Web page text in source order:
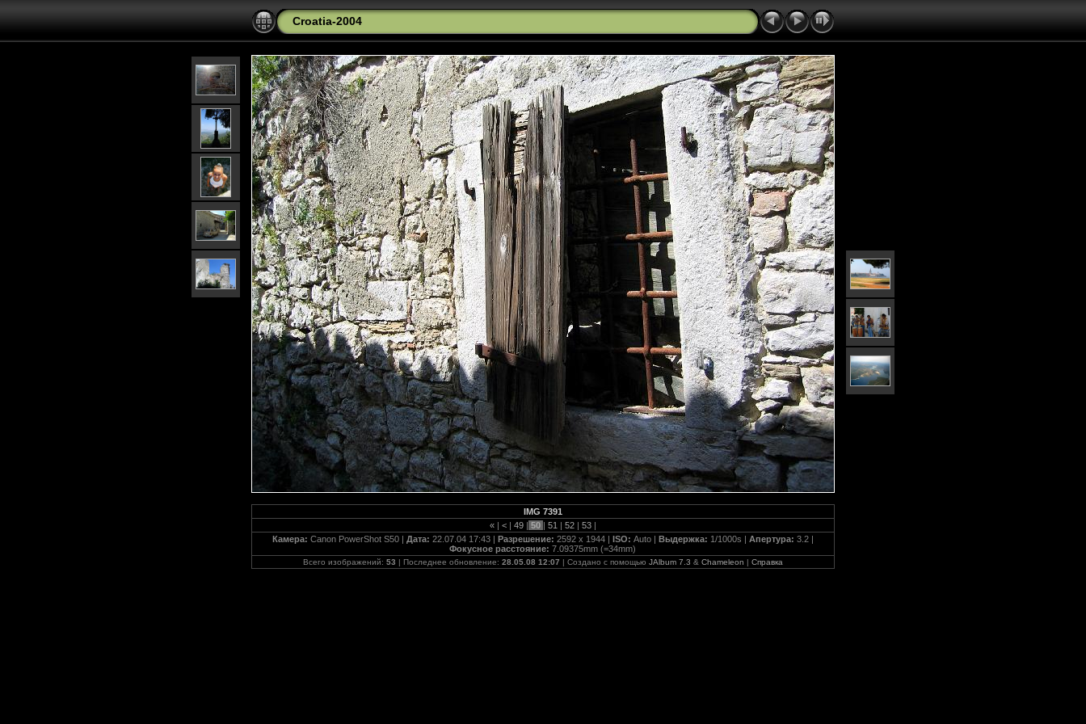
Croatia-2004
IMG 7391
« | < | 49 | 50 | 51 | 52 | 53 |
Камера: Canon PowerShot S50 | Дата: 22.07.04 17:43 | Разрешение: 2592 x 1944 | ISO: Auto | Выдержка: 1/1000s | Апертура: 3.2 |
Фокусное расстояние:7.09375mm (=34mm)
Всего изображений: 53 | Последнее обновление: 28.05.08 12:07 | Создано с помощью JAlbum 7.3 & Chameleon | Справка